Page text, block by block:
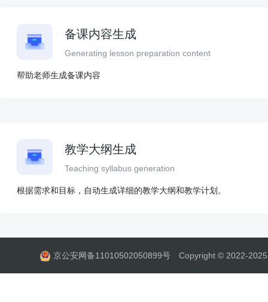
备课内容生成
Generating lesson preparation content
帮助老师生成备课内容
教学大纲生成
Teaching syllabus generation
根据需求和目标，自动生成详细的教学大纲和教学计划。
京公安网备11010502050899号 Copyright © 2022-